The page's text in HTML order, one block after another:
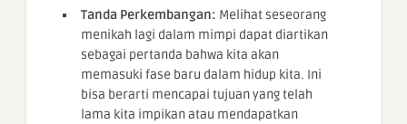
Tanda Perkembangan: Melihat seseorang
menikah lagi dalam mimpi dapat diartikan
sebagai pertanda bahwa kita akan
memasuki fase baru dalam hidup kita. Ini
bisa berarti mencapai tujuan yang telah
lama kita impikan atau mendapatkan